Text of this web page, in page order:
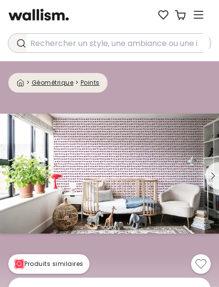
Rechercher un style, une ambiance ou une idée...
> Géométrique > Points
Produits similaires